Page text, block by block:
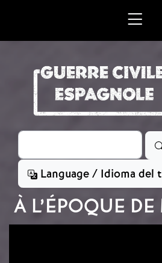
Rechercher
Language / Idioma del
À L’ÉPOQUE